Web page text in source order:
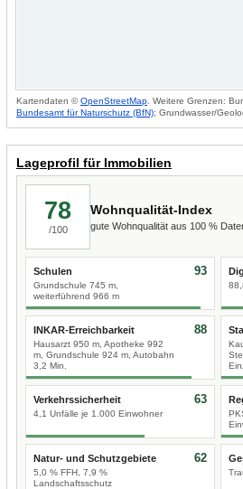
Kartendaten ©OpenStreetMap . Weitere Grenzen:
Bundesamt für Naturschutz (BfN); Grundwasser/
Lageprofil für Immobilien
78
/100
Wohnqualität-Index
gute Wohnqualität aus 100 %
Schulen
Grundschule 745 m,
weiterführend 966 m
93
INKAR-Erreichbarkeit
Hausarzt 950 m, Apotheke 992
m, Grundschule 924 m, Autobahn
3,2 Min.
88
Verkehrssicherheit
4,1 Unfälle je 1.000 Einwohner
63
Natur- und Schutzgebiete
5,0 % FFH, 7,9 %
Landschaftsschutz
62